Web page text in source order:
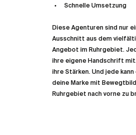
Schnelle Umsetzung
Diese Agenturen sind nur
Ausschnitt aus dem
Angebot im Ruhrgebiet.
ihre eigene Handschrift
ihre Stärken. Und jede
deine Marke mit
Ruhrgebiet nach vorne zu